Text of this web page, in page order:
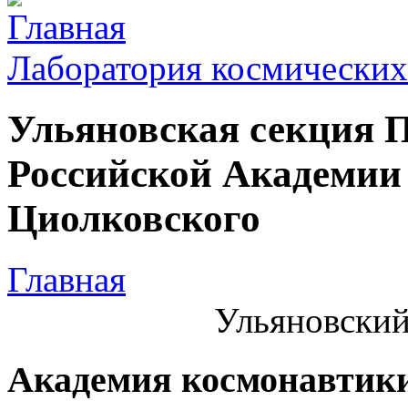
Лаборатория
Ульяновская секция
Российской
Циолковского
Главная
Академия